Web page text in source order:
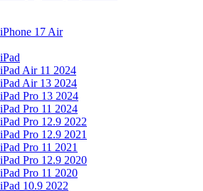
17 Air
Air 11 2024
Air 13 2024
Pro 13 2024
Pro 11 2024
Pro 12.9 2022
Pro 12.9 2021
Pro 11 2021
Pro 12.9 2020
Pro 11 2020
10.9 2022